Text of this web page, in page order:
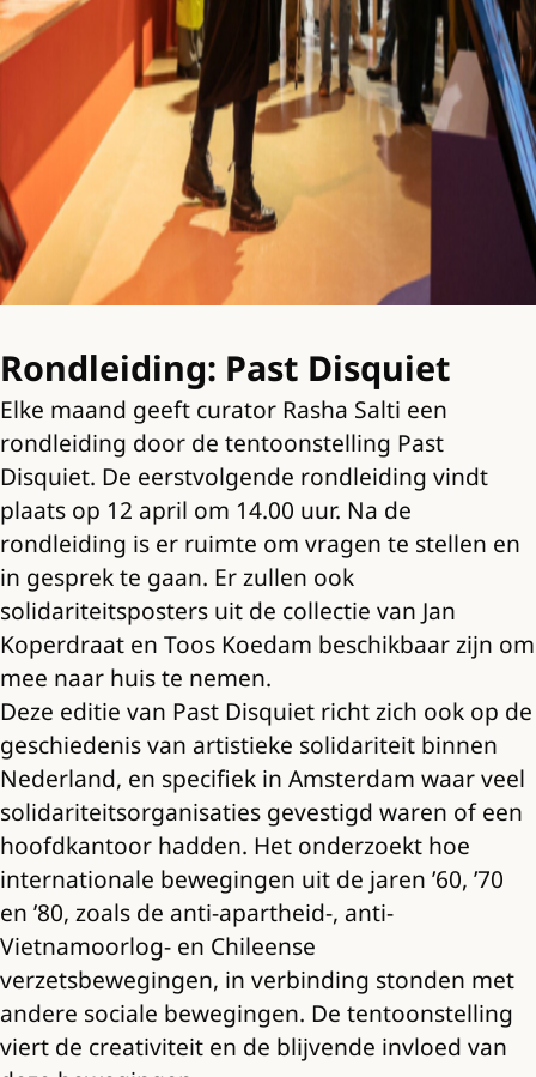
Rondleiding: Past Disquiet
Elke maand geeft curator Rasha Salti een
rondleiding door de tentoonstelling Past
Disquiet. De eerstvolgende rondleiding vindt
plaats op 12 april om 14.00 uur. Na de
rondleiding is er ruimte om vragen te stellen en
in gesprek te gaan. Er zullen ook
solidariteitsposters uit de collectie van Jan
Koperdraat en Toos Koedam beschikbaar zijn om
mee naar huis te nemen.
Deze editie van Past Disquiet richt zich ook op de
geschiedenis van artistieke solidariteit binnen
Nederland, en specifiek in Amsterdam waar veel
solidariteitsorganisaties gevestigd waren of een
hoofdkantoor hadden. Het onderzoekt hoe
internationale bewegingen uit de jaren ’60, ’70
en ’80, zoals de anti-apartheid-, anti-
Vietnamoorlog- en Chileense
verzetsbewegingen, in verbinding stonden met
andere sociale bewegingen. De tentoonstelling
viert de creativiteit en de blijvende invloed van